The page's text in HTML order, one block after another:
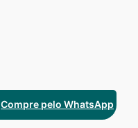
Compre pelo WhatsApp